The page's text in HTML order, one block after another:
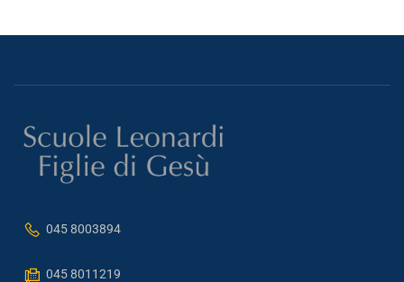
045 8003894
045 8011219